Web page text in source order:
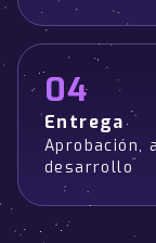
04
Entrega
Aprobación,
desarrollo